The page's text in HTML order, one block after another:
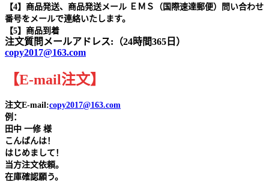
【4】商品発送、商品発送メール ＥＭＳ（国際速達郵便）問い合わせ
番号をメールで連絡いたします。
【5】商品到着
注文質問メールアドレス:（24時間365日）
copy2017@163.com
【E-mail注文】
注文E-mail:copy2017@163.com
例：
田中 一修 様
こんばんは！
はじめまして！
当方注文依頼。
在庫確認願う。